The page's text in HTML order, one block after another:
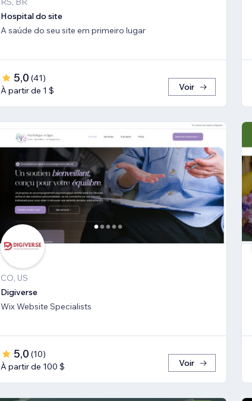
Hospital do site
A saúde do seu site em primeiro lugar
5,0 (41)
À partir de 1 $
Voir
CO, US
Digiverse
Wix Website Specialists
5,0 (10)
À partir de 100 $
Voir